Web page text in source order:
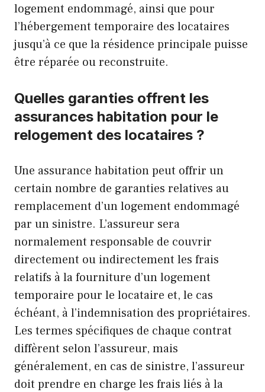
logement endommagé, ainsi que pour
l’hébergement temporaire des locataires
jusqu’à ce que la résidence principale puisse
être réparée ou reconstruite.
Quelles garanties offrent les
assurances habitation pour le
relogement des locataires ?
Une assurance habitation peut offrir un
certain nombre de garanties relatives au
remplacement d’un logement endommagé
par un sinistre. L’assureur sera
normalement responsable de couvrir
directement ou indirectement les frais
relatifs à la fourniture d’un logement
temporaire pour le locataire et, le cas
échéant, à l’indemnisation des propriétaires.
Les termes spécifiques de chaque contrat
diffèrent selon l’assureur, mais
généralement, en cas de sinistre, l’assureur
doit prendre en charge les frais liés à la